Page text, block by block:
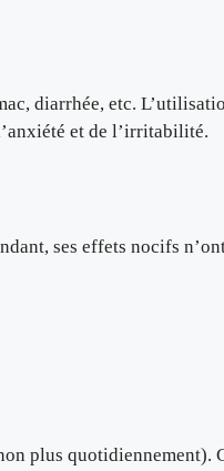
diarrhée, etc.
et de l’irritabilité.
ses effets nocifs
plus quotidiennement).